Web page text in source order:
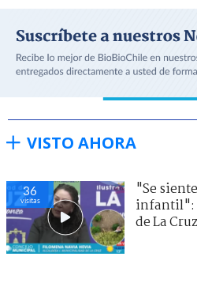
VISTO AHORA
36
visitas
"Se
infantil":
de La